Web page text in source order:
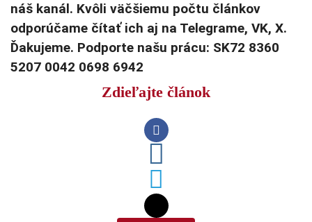
náš kanál. Kvôli väčšiemu počtu článkov
odporúčame čítať ich aj na Telegrame, VK, X.
Ďakujeme. Podporte našu prácu: SK72 8360
5207 0042 0698 6942
Zdieľajte článok